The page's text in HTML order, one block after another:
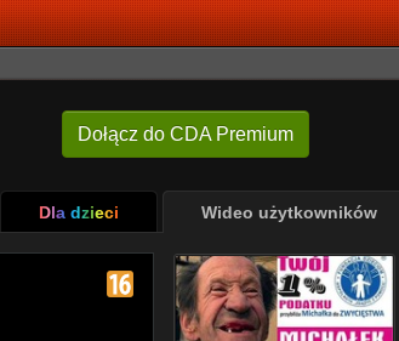
Dołącz do CDA Premium
Dla dzieci Wideo użytkowników